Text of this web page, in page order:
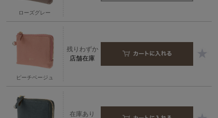
ローズグレー
ピーチベージュ
残りわずか
店舗在庫
在庫あり